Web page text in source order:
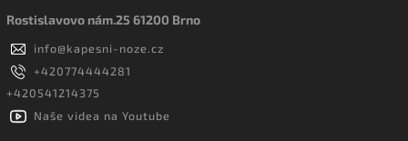
Rostislavovo nám.25 61200 Brno
info@kapesni-noze.cz
+420774444281
+420541214375
Naše videa na Youtube